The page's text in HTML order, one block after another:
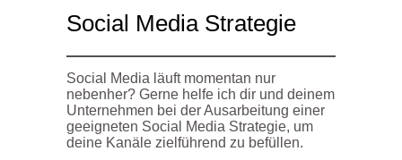
Social Media Strategie
Social Media läuft momentan nur
nebenher? Gerne helfe ich dir und deinem
Unternehmen bei der Ausarbeitung einer
geeigneten Social Media Strategie, um
deine Kanäle zielführend zu befüllen.